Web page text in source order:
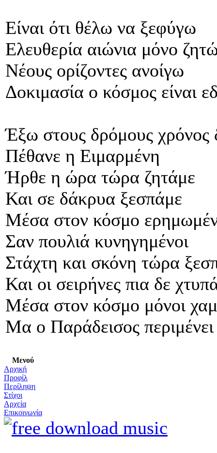
Είναι ότι θέλω να ξεφύγω
Ελευθερία αιώνια μόνο
Νέους ορίζοντες ανοίγω
Δοκιμασία ο κόσμος είναι
Έξω στους δρόμους χρόνος
Πέθανε η Ειμαρμένη
Ήρθε η ώρα τώρα ζητάμε
Και σε δάκρυα ξεσπάμε
Μέσα στον κόσμο
Σαν πουλιά κυνηγημένοι
Στάχτη και σκόνη τώρα
Και οι σειρήνες πια δε
Μέσα στον κόσμο μόνοι
Μα ο Παράδεισος περιμένει
Μενού
Αρχική
Προφίλ
Περίληψη
Στίχοι
Αρχεία
Επικοινωνία